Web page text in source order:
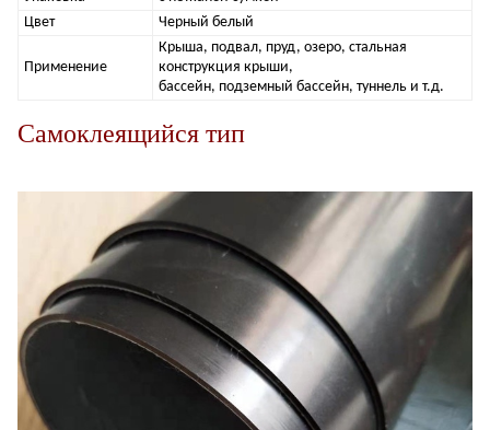
Цвет
Черный белый
Применение
Крыша, подвал, пруд, озеро, стальная
конструкция крыши,
бассейн, подземный бассейн, туннель и т.д.
Самоклеящийся тип